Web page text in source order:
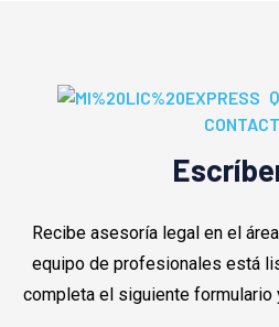
Recibe asesoría legal en el
equipo de profesionales está
completa el siguiente formulario